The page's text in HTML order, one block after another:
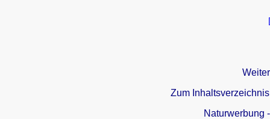
Zum
Naturwerbung